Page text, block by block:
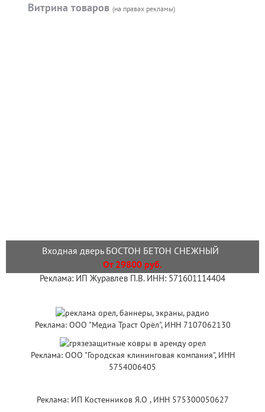
Витрина товаров (на правах рекламы)
Входная дверь БОСТОН БЕТОН СНЕЖНЫЙ
От 29800 руб.
Реклама: ИП Журавлев П.В. ИНН: 571601114404
Реклама: ООО "Медиа Траст Орёл", ИНН 7107062130
Реклама: ООО "Городская клининговая компания", ИНН
5754006405
Реклама: ИП Костенников Я.О , ИНН 575300050627